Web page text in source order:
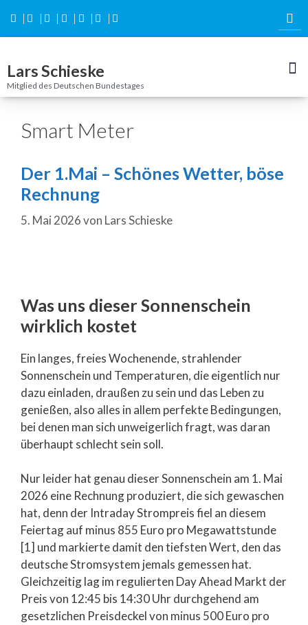
springen
Lars Schieske
Mitglied des Deutschen Bundestages
Smart Meter
Der 1.Mai – Schönes Wetter, böse
Rechnung
5. Mai 2026von Lars Schieske
Was uns dieser Sonnenschein
wirklich kostet
Ein langes, freies Wochenende, strahlender
Sonnenschein und Temperaturen, die eigentlich nur
dazu einladen, draußen zu sein und das Leben zu
genießen, also alles in allem perfekte Bedingungen,
bei denen man sich unweigerlich fragt, was daran
überhaupt schlecht sein soll.
Nur leider hat genau dieser Sonnenschein am 1. Mai
2026 eine Rechnung produziert, die sich gewaschen
hat, denn der Intraday Strompreis fiel an diesem
Feiertag auf minus 855 Euro pro Megawattstunde
[1] und markierte damit den tiefsten Wert, den das
deutsche Stromsystem jemals gemessen hat.
Gleichzeitig lag im regulierten Day Ahead Markt der
Preis von 12:45 bis 14:30 Uhr durchgehend am
gesetzlichen Preisdeckel von minus 500 Euro pro